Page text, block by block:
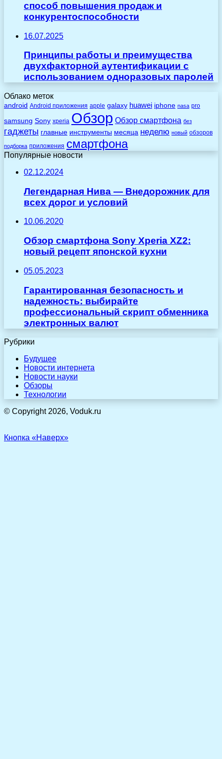
способ повышения продаж и
конкурентоспособности
16.07.2025
Принципы работы и преимущества
двухфакторной аутентификации с
использованием одноразовых паролей
Облако меток
android Android приложения apple galaxy huawei iphone nasa pro
samsung Sony xperia Обзор Обзор смартфона без
гаджеты главные инструменты месяца неделю новый обзоров
подборка приложения смартфона
Популярные новости
02.12.2024
Легендарная Нива — Внедорожник для
всех дорог и условий
10.06.2020
Обзор смартфона Sony Xperia XZ2:
новый рецепт японской кухни
05.05.2023
Гарантированная безопасность и
надежность: выбирайте
профессиональный скрипт обменника
электронных валют
Рубрики
Будущее
Новости интернета
Новости науки
Обзоры
Технологии
© Copyright 2026, Voduk.ru
Кнопка «Наверх»